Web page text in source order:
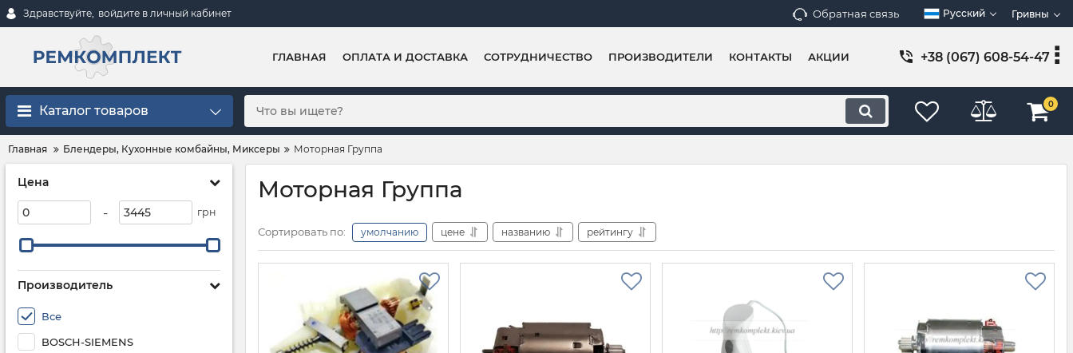
Здравствуйте, войдите в личный кабинет Обратная связь Русский Гривны
ГЛАВНАЯ ОПЛАТА И ДОСТАВКА СОТРУДНИЧЕСТВО ПРОИЗВОДИТЕЛИ КОНТАКТЫ АКЦИИ +38 (067) 608-54-47
Каталог товаров 0
Главная Блендеры, Кухонные комбайны, Миксеры Моторная Группа
Цена
- грн
Производитель
Все
BOSCH-SIEMENS
Моторная Группа
Сортировать по: умолчанию цене названию рейтингу